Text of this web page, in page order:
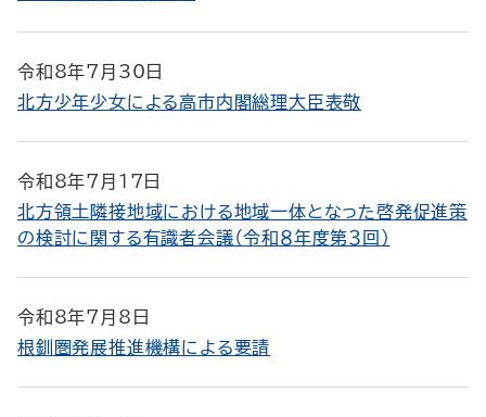
令和8年7月30日
北方少年少女による高市内閣総理大臣表敬
令和8年7月17日
北方領土隣接地域における地域一体となった啓発促進策
の検討に関する有識者会議（令和８年度第３回）
令和8年7月8日
根釧圏発展推進機構による要請